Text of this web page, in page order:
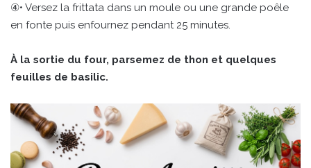
④• Versez la frittata dans un moule ou une grande poêle
en fonte puis enfournez pendant 25 minutes.
À la sortie du four, parsemez de thon et quelques
feuilles de basilic.